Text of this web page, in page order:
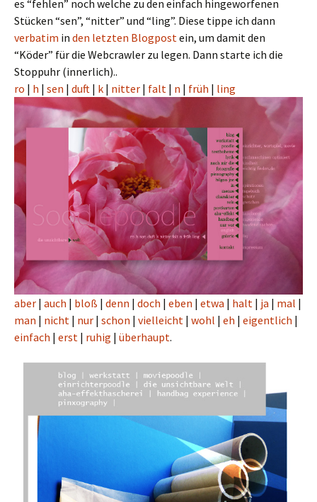
es “fehlen” noch welche zu den einfach hingeworfenen
Stücken “sen”, “nitter” und “ling”. Diese tippe ich dann
verbatim in den letzten Blogpost ein, um damit den
“Köder” für die Webcrawler zu legen. Dann starte ich die
Stoppuhr (innerlich)..
ro | h | sen | duft | k | nitter | falt | n | früh | ling
aber | auch | bloß | denn | doch | eben | etwa | halt | ja | mal |
man | nicht | nur | schon | vielleicht | wohl | eh | eigentlich |
einfach | erst | ruhig | überhaupt.